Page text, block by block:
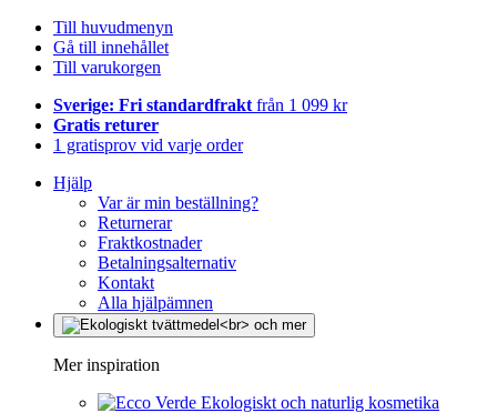
Till huvudmenyn
Gå till innehållet
Till varukorgen
Sverige: Fri standardfrakt från 1 099 kr
Gratis returer
1 gratisprov vid varje order
Hjälp
Var är min beställning?
Returnerar
Fraktkostnader
Betalningsalternativ
Kontakt
Alla hjälpämnen
Mer inspiration
Ekologiskt och naturlig kosmetika